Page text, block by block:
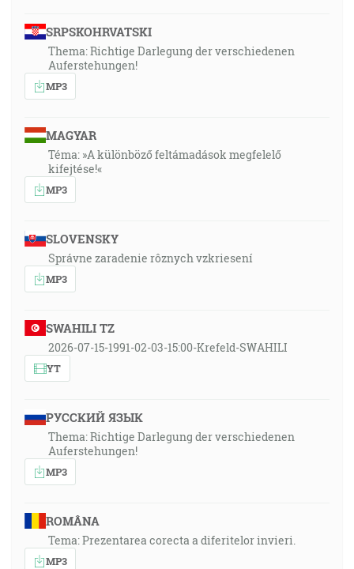
SRPSKOHRVATSKI
Thema: Richtige Darlegung der verschiedenen
Auferstehungen!
MP3
MAGYAR
Téma: »A különböző feltámadások megfelelő
kifejtése!«
MP3
SLOVENSKY
Správne zaradenie rôznych vzkriesení
MP3
SWAHILI TZ
2026-07-15-1991-02-03-15:00-Krefeld-SWAHILI
YT
РУССКИЙ ЯЗЫК
Thema: Richtige Darlegung der verschiedenen
Auferstehungen!
MP3
ROMÂNA
Tema: Prezentarea corecta a diferitelor invieri.
MP3